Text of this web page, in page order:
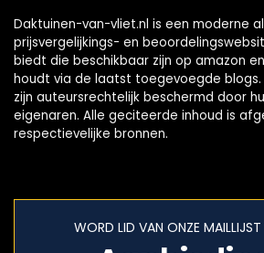
Daktuinen-van-vliet.nl is een moderne
prijsvergelijkings- en
biedt die beschikbaar zijn op amazon
houdt via de laatst toegevoegde
zijn auteursrechtelijk beschermd door
eigenaren. Alle geciteerde inhoud is
respectievelijke bronnen.
WORD LID VAN ONZE